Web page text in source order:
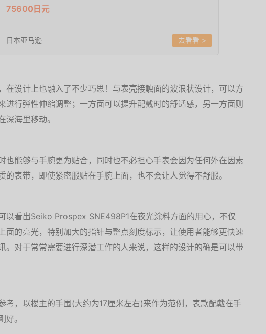
75600日元
日本亚马逊 >
在设计上也融入了不少巧思！与表壳接触面的波浪状设计，可以方
进行弹性伸缩调整；一方面可以提升配戴时的舒适感，另一方面则
深海里移动。
也能够与手腕更为贴合，同时也不必担心手表会因为任何外在因素
的表带，即使紧密服贴在手腕上面，也不会让人觉得不舒服。
以看出Seiko Prospex SNE498P1在夜光涂料方面的用心，不仅
面的亮光，特别加大的指针与整点刻度标示，让使用者能够更快速
。对于常常需要进行深潜工作的人来说，这样的设计的确是可以带
考，以楼主的手围(大约为17厘米左右)来作为范例，表款配戴在手
。